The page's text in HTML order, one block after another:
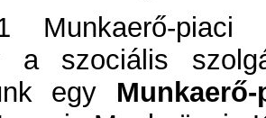
Munkaerő-
a szociális
egy